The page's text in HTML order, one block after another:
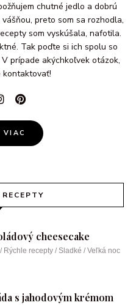
chutné jedlo a dobrú
preto som sa rozhodla,
som vyskúšala, nafotila.
Tak poďte si ich spolu so
prípade akýchkoľvek otázok,
kontaktovať!
VIAC
cheesecake
Rýchle recepty / Sladké / Veľká noc
s jahodovým krémom